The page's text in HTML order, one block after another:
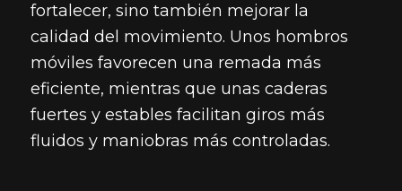
fortalecer, sino también mejorar la
calidad del movimiento. Unos hombros
móviles favorecen una remada más
eficiente, mientras que unas caderas
fuertes y estables facilitan giros más
fluidos y maniobras más controladas.